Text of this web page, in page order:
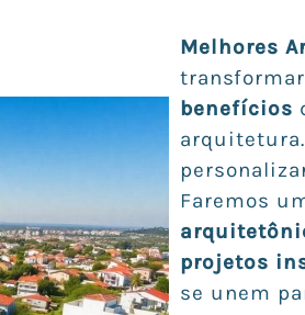
Melhores
benefícios
Faremos
projetos
se unem